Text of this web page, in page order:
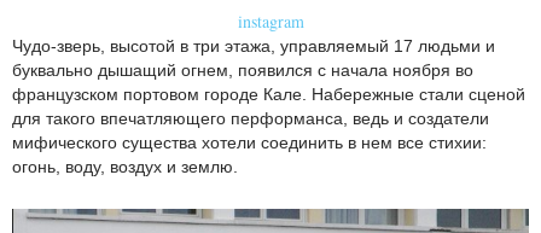
instagram
Чудо-зверь, высотой в три этажа, управляемый 17 людьми и
буквально дышащий огнем, появился с начала ноября во
французском портовом городе Кале. Набережные стали сценой
для такого впечатляющего перформанса, ведь и создатели
мифического существа хотели соединить в нем все стихии:
огонь, воду, воздух и землю.